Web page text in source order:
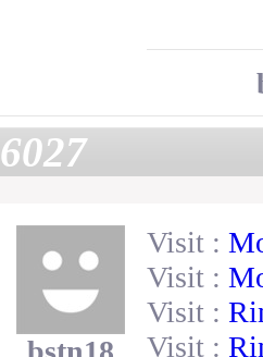
6027
Visit :
Visit :
Visit :
Visit :